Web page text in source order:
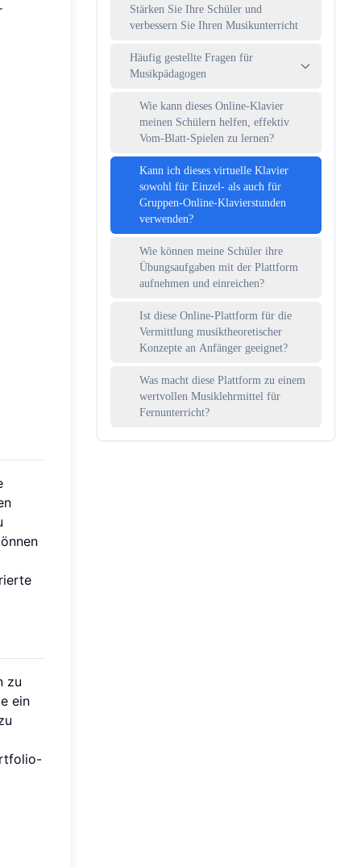
zu
ein
Stärken Sie Ihre Schüler und
verbessern Sie Ihren Musikunterricht
Häufig gestellte Fragen für
Musikpädagogen
Wie kann dieses Online-Klavier
meinen Schülern helfen, effektiv
Vom-Blatt-Spielen zu lernen?
Kann ich dieses virtuelle Klavier
sowohl für Einzel- als auch für
Gruppen-Online-Klavierstunden
verwenden?
Wie können meine Schüler ihre
Übungsaufgaben mit der Plattform
aufnehmen und einreichen?
Ist diese Online-Plattform für die
Vermittlung musiktheoretischer
Konzepte an Anfänger geeignet?
Was macht diese Plattform zu einem
wertvollen Musiklehrmittel für
Fernunterricht?